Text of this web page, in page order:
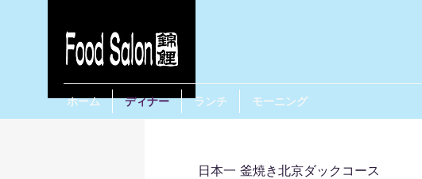
ホーム ディナー ランチ モーニング
日本一 釜焼き北京ダックコース